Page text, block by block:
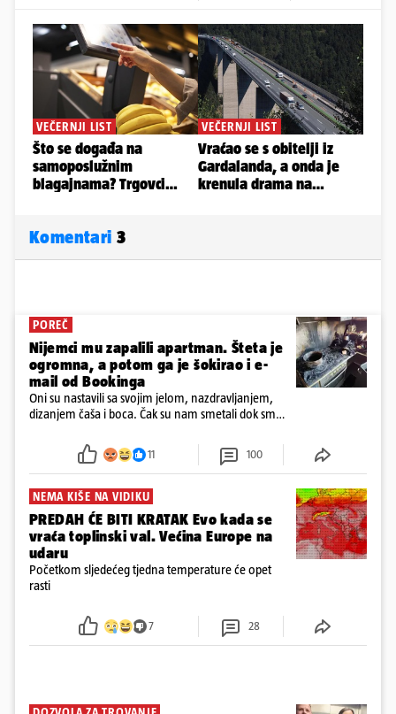
Komentari 3
POREČ
Nijemci mu zapalili apartman. Šteta je
ogromna, a potom ga je šokirao i e-
mail od Bookinga
Oni su nastavili sa svojim jelom, nazdravljanjem,
dizanjem čaša i boca. Čak su nam smetali dok smo
požar, rekao je vlasnik
11 100
NEMA KIŠE NA VIDIKU
PREDAH ĆE BITI KRATAK Evo kada se
vraća toplinski val. Većina Europe na
udaru
Početkom sljedećeg tjedna temperature će opet
rasti
7 28